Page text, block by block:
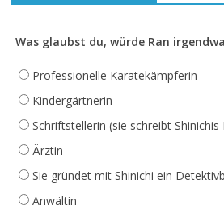
Was glaubst du, würde Ran
Professionelle Karatekämpferin
Kindergärtnerin
Schriftstellerin (sie schreibt Shinichis
Ärztin
Sie gründet mit Shinichi ein
Anwältin